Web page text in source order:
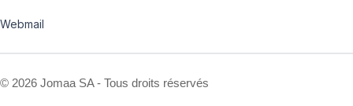
Webmail
© 2026 Jomaa SA - Tous droits réservés